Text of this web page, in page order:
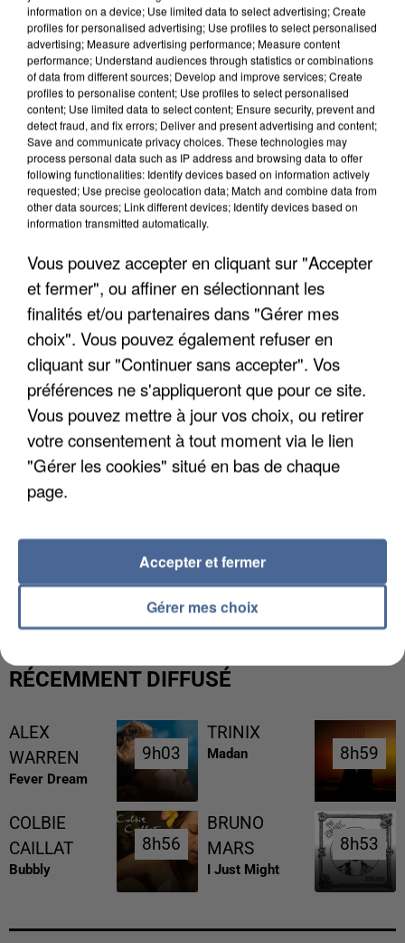
APRÈS TOUTES CES CANICULES, LES REFUGES
DE FAUNE SAUVAGE SONT...
L’UN DES FONDATEURS SUPPOSÉS DE LA DZ
MAFIA INTERPELLÉ EN ALGÉRIE
RÉCEMMENT DIFFUSÉ
ALEX
WARREN
Fever Dream
9h03
9h03
TRINIX
Madan 8h59
8h59
COLBIE
CAILLAT
Bubbly
8h56
8h56
BRUNO
MARS
I Just Might
8h53
8h53
information on a device; Use limited data to select advertising; Create
profiles for personalised advertising; Use profiles to select personalised
advertising; Measure advertising performance; Measure content
performance; Understand audiences through statistics or combinations
of data from different sources; Develop and improve services; Create
profiles to personalise content; Use profiles to select personalised
content; Use limited data to select content; Ensure security, prevent and
detect fraud, and fix errors; Deliver and present advertising and content;
Save and communicate privacy choices. These technologies may
process personal data such as IP address and browsing data to offer
following functionalities: Identify devices based on information actively
requested; Use precise geolocation data; Match and combine data from
other data sources; Link different devices; Identify devices based on
information transmitted automatically.
Vous pouvez accepter en cliquant sur "Accepter
et fermer", ou affiner en sélectionnant les
finalités et/ou partenaires dans "Gérer mes
choix". Vous pouvez également refuser en
cliquant sur "Continuer sans accepter". Vos
préférences ne s'appliqueront que pour ce site.
Vous pouvez mettre à jour vos choix, ou retirer
votre consentement à tout moment via le lien
"Gérer les cookies" situé en bas de chaque
page.
Gérer mes choix
Accepter et fermer